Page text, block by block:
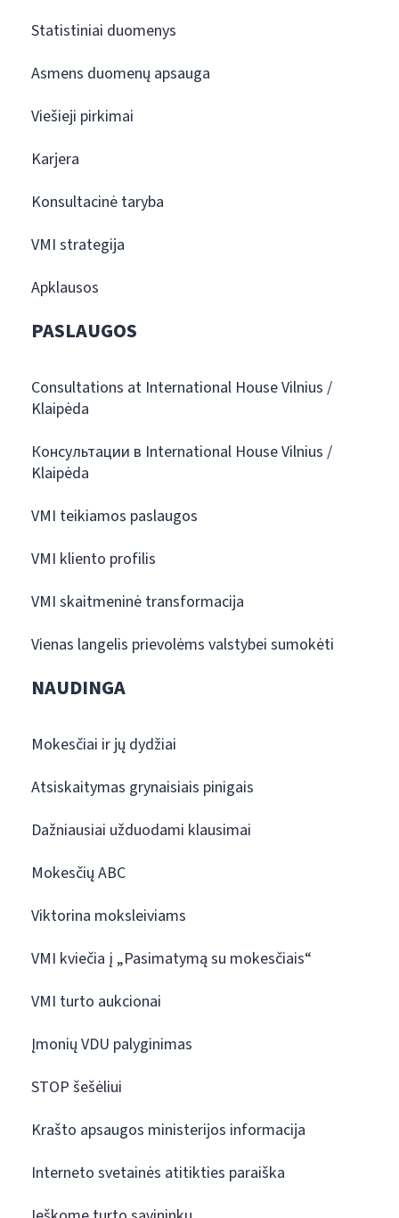
Statistiniai duomenys
Asmens duomenų apsauga
Viešieji pirkimai
Karjera
Konsultacinė taryba
VMI strategija
Apklausos
PASLAUGOS
Consultations at International House Vilnius /
Klaipėda
Консультации в International House Vilnius /
Klaipėda
VMI teikiamos paslaugos
VMI kliento profilis
VMI skaitmeninė transformacija
Vienas langelis prievolėms valstybei sumokėti
NAUDINGA
Mokesčiai ir jų dydžiai
Atsiskaitymas grynaisiais pinigais
Dažniausiai užduodami klausimai
Mokesčių ABC
Viktorina moksleiviams
VMI kviečia į „Pasimatymą su mokesčiais“
VMI turto aukcionai
Įmonių VDU palyginimas
STOP šešėliui
Krašto apsaugos ministerijos informacija
Interneto svetainės atitikties paraiška